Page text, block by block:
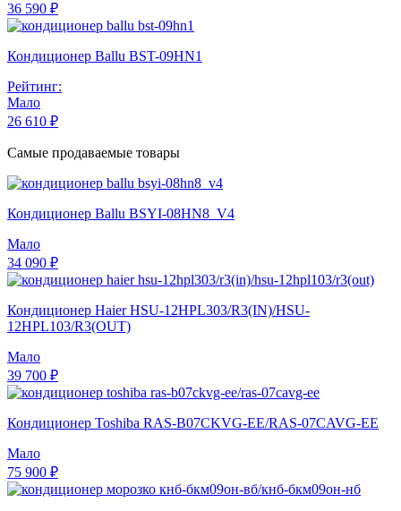
36 590 ₽
Кондиционер Ballu BST-09HN1
Рейтинг:
Мало
26 610 ₽
Самые продаваемые товары
Кондиционер Ballu BSYI-08HN8_V4
Мало
34 090 ₽
Кондиционер Haier HSU-12HPL303/R3(IN)/HSU-
12HPL103/R3(OUT)
Мало
39 700 ₽
Кондиционер Toshiba RAS-B07CKVG-EE/RAS-07CAVG-EE
Мало
75 900 ₽